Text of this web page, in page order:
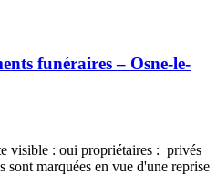
funéraires – Osne-le-
visible : oui propriétaires : privés
sont marquées en vue d'une reprise